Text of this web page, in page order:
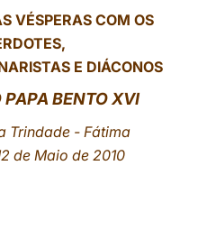
VÉSPERAS COM OS
E DIÁCONOS
PAPA BENTO XVI
Trindade - Fátima
de Maio de 2010